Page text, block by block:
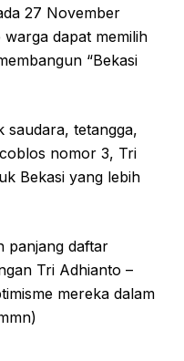
27 November
dapat memilih
“Bekasi
saudara, tetangga,
nomor 3, Tri
Bekasi yang lebih
panjang daftar
Tri Adhianto –
mereka dalam